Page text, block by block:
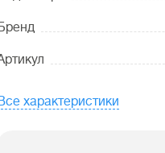
характеристики